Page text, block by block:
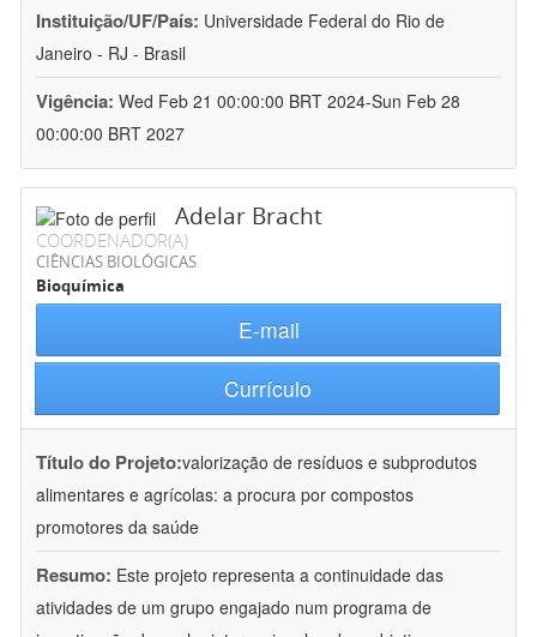
Instituição/UF/País: Universidade Federal do Rio de
Janeiro - RJ - Brasil
Vigência: Wed Feb 21 00:00:00 BRT 2024-Sun Feb 28
00:00:00 BRT 2027
Adelar Bracht
COORDENADOR(A)
CIÊNCIAS BIOLÓGICAS
Bioquímica
E-mail
Currículo
Título do Projeto:valorização de resíduos e subprodutos
alimentares e agrícolas: a procura por compostos
promotores da saúde
Resumo: Este projeto representa a continuidade das
atividades de um grupo engajado num programa de